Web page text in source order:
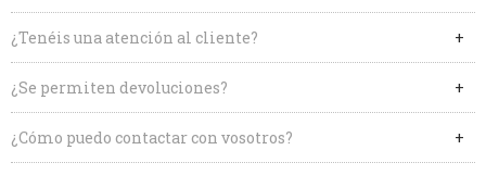
¿Tenéis una atención al cliente?
¿Se permiten devoluciones?
¿Cómo puedo contactar con vosotros?